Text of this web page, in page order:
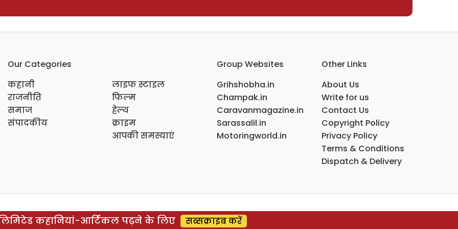
Our Categories
कहानी
राजनीति
समाज
संपादकीय
लाइफ स्टाइल
फिल्म
हेल्थ
क्राइम
आपकी समस्याएं
Group Websites
Grihshobha.in
Champak.in
Caravanmagazine.in
Sarassalil.in
Motoringworld.in
Other Links
About Us
Write for us
Contact Us
Copyright Policy
Privacy Policy
Terms & Conditions
Dispatch & Delivery
कहानियां-आर्टिकल पढ़ने के लिए सब्सक्राइब करें